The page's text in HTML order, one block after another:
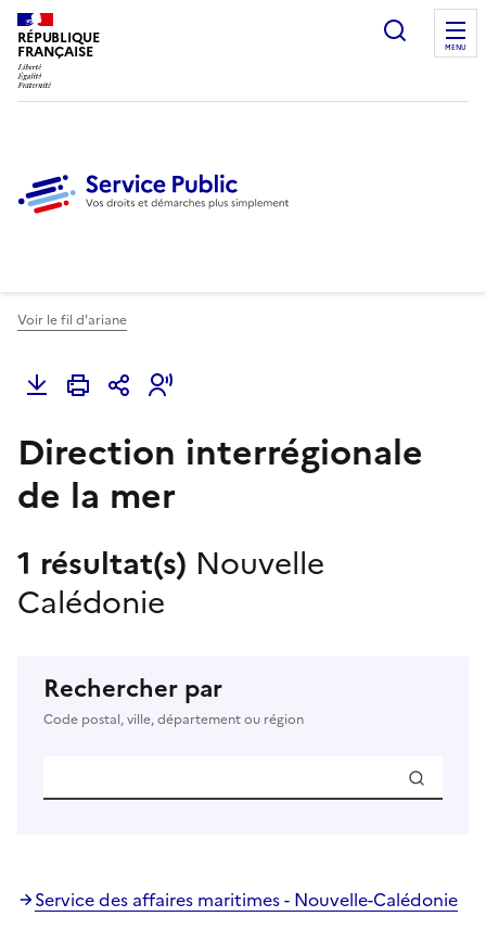
RÉPUBLIQUE
FRANÇAISE
Ouvrir
MENU
Voir le fil d'ariane
Direction interrégionale
de la mer
1 résultat(s) Nouvelle
Calédonie
Rechercher par
Code postal, ville, département ou région
Service des affaires maritimes - Nouvelle-Calédonie